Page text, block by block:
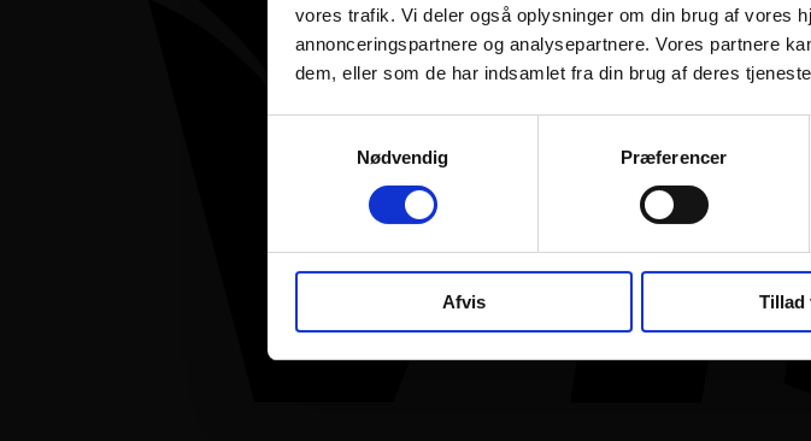
vores trafik. Vi deler også oplysninger om din brug af vores
annonceringspartnere og analysepartnere. Vores partnere
dem, eller som de har indsamlet fra din brug af deres
Nødvendig
Præferencer
Afvis Tillad